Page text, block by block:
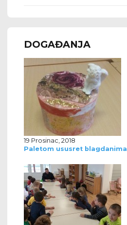
DOGAĐANJA
19 Prosinac, 2018
Paletom ususret blagdanima